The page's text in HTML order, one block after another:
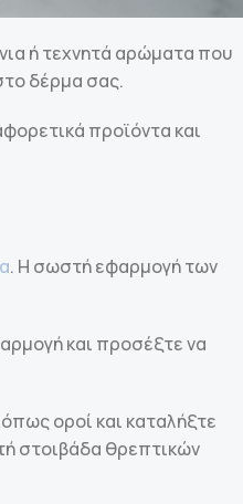
ή τεχνητά αρώματα που
δέρμα σας.
προϊόντα και
. Η σωστή εφαρμογή των
και προσέξτε να
οροί και καταλήξτε
στοιβάδα θρεπτικών